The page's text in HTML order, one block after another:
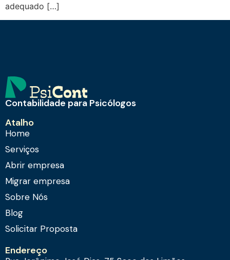
adequado […]
Contabilidade para Psicólogos
Atalho
Home
Serviços
Abrir empresa
Migrar empresa
Sobre Nós
Blog
Solicitar Proposta
Endereço